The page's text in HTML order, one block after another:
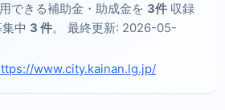
できる補助金・助成金を 3件 収録
中 3 件。 最終更新: 2026-05-
www.city.kainan.lg.jp/